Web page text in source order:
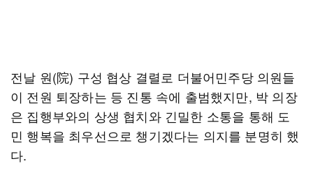
전날 원(院) 구성 협상 결렬로 더불어민주당 의원들
이 전원 퇴장하는 등 진통 속에 출범했지만, 박 의장
은 집행부와의 상생 협치와 긴밀한 소통을 통해 도
민 행복을 최우선으로 챙기겠다는 의지를 분명히 했
다.